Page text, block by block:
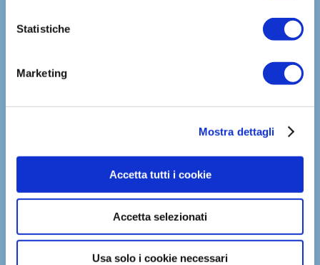
Statistiche
Marketing
Mostra dettagli
Accetta tutti i cookie
Accetta selezionati
Usa solo i cookie necessari